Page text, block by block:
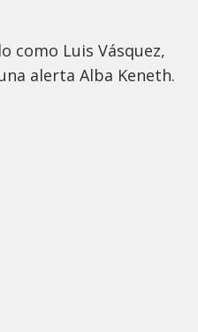
como Luis Vásquez,
alerta Alba Keneth.